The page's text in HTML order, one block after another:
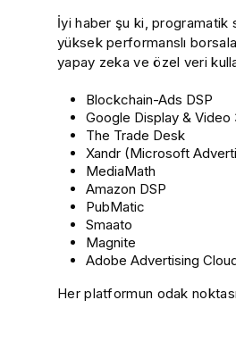
İyi haber şu ki, programatik
yüksek performanslı
yapay zeka ve özel veri
Blockchain-Ads DSP
Google Display & Video
The Trade Desk
Xandr (Microsoft
MediaMath
Amazon DSP
PubMatic
Smaato
Magnite
Adobe Advertising
Her platformun odak